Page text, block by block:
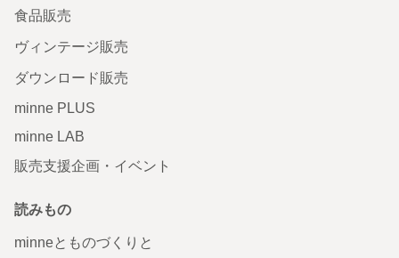
食品販売
ヴィンテージ販売
ダウンロード販売
minne PLUS
minne LAB
販売支援企画・イベント
読みもの
minneとものづくりと